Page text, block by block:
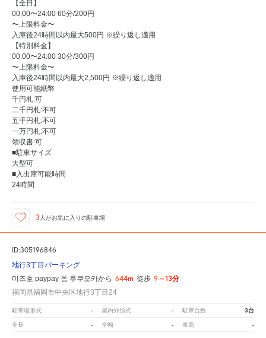
【全日】
00:00〜24:00 60分/200円
〜上限料金〜
入庫後24時間以内最大500円 ※繰り返し適用
【特別料金】
00:00〜24:00 30分/300円
〜上限料金〜
入庫後24時間以内最大2,500円 ※繰り返し適用
使用可能紙幣
千円札:可
二千円札:不可
五千円札:不可
一万円札:不可
領収書:可
■駐車サイズ
大型可
■入出庫可能時間
24時間
3 人がお気に入りの駐車場
ID:305196846
地行3丁目パーキング
미즈호 paypay 돔 후쿠오카から 644m 徒歩 9～13分
福岡県福岡市中央区地行3丁目24
駐車場形式 - 屋内外形式 - 駐車台数 3台
全長 - 全幅 - 車高 -